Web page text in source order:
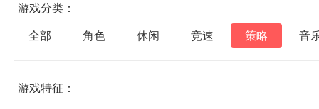
游戏分类：
全部 角色 休闲 竞速 策略 音
游戏特征：